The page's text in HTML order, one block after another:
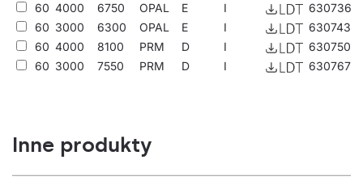
60 4000 6750 OPAL E I
630736
60 3000 6300 OPAL E I
630743
60 4000 8100 PRM D I
630750
60 3000 7550 PRM D I 630767
Inne produkty